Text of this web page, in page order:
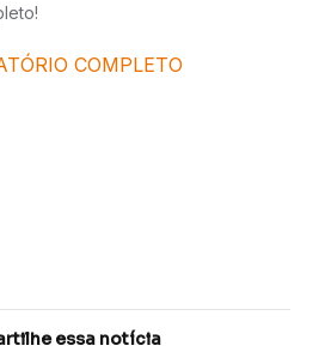
COMPLETO
essa notícia